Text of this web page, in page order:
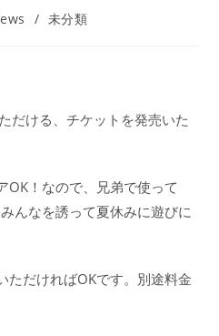
/ 未分類
だける、チケットを発売いた
OK！なので、兄弟で使って
んなを誘って夏休みに遊びに
ただければOKです。別途料金